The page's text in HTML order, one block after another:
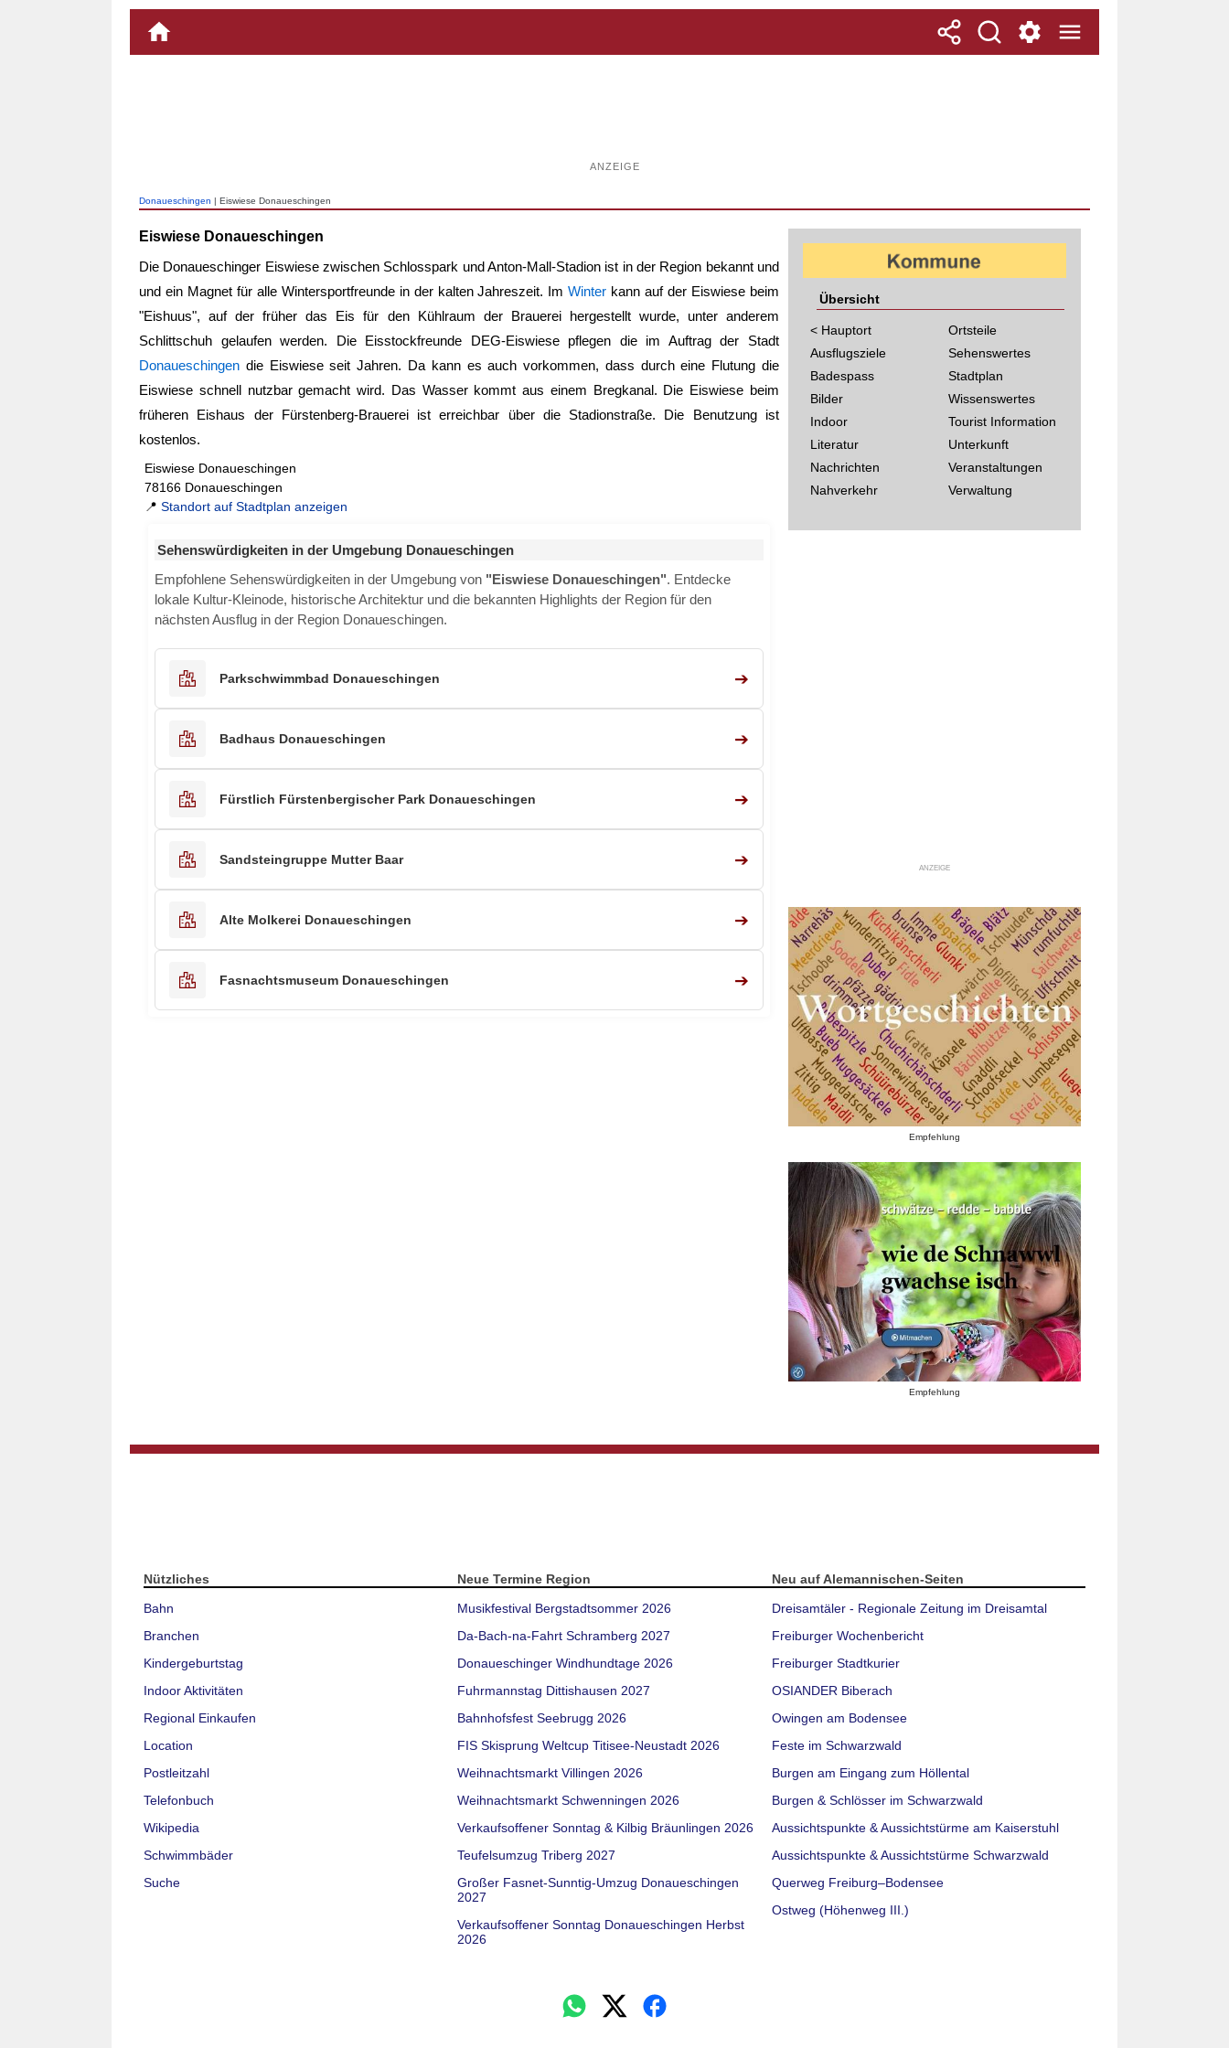
ANZEIGE
Donaueschingen | Eiswiese Donaueschingen
Eiswiese Donaueschingen
Die Donaueschinger Eiswiese zwischen Schlosspark und Anton-Mall-Stadion ist in der Region bekannt und
und ein Magnet für alle Wintersportfreunde in der kalten Jahreszeit. ImWinter kann auf der Eiswiese beim
"Eishuus", auf der früher das Eis für den Kühlraum der Brauerei hergestellt wurde, unter anderem
Schlittschuh gelaufen werden. Die Eisstockfreunde DEG-Eiswiese pflegen die im Auftrag der Stadt
Donaueschingen die Eiswiese seit Jahren. Da kann es auch vorkommen, dass durch eine Flutung die
Eiswiese schnell nutzbar gemacht wird. Das Wasser kommt aus einem Bregkanal. Die Eiswiese beim
früheren Eishaus der Fürstenberg-Brauerei ist erreichbar über die Stadionstraße. Die Benutzung ist
kostenlos.
Eiswiese Donaueschingen
78166 Donaueschingen
📍 Standort auf Stadtplan anzeigen
Sehenswürdigkeiten in der Umgebung Donaueschingen
Empfohlene Sehenswürdigkeiten in der Umgebung von "Eiswiese Donaueschingen". Entdecke
lokale Kultur-Kleinode, historische Architektur und die bekannten Highlights der Region für den
nächsten Ausflug in der Region Donaueschingen.
Parkschwimmbad Donaueschingen ➔
Badhaus Donaueschingen ➔
Fürstlich Fürstenbergischer Park Donaueschingen ➔
Sandsteingruppe Mutter Baar ➔
Alte Molkerei Donaueschingen ➔
Fasnachtsmuseum Donaueschingen ➔
Übersicht
< Hauptort
Ausflugsziele
Badespass
Bilder
Indoor
Literatur
Nachrichten
Nahverkehr
Ortsteile
Sehenswertes
Stadtplan
Wissenswertes
Tourist Information
Unterkunft
Veranstaltungen
Verwaltung
ANZEIGE
Empfehlung
Empfehlung
Nützliches
Bahn
Branchen
Kindergeburtstag
Indoor Aktivitäten
Regional Einkaufen
Location
Postleitzahl
Telefonbuch
Wikipedia
Schwimmbäder
Suche
Neue Termine Region
Musikfestival Bergstadtsommer 2026
Da-Bach-na-Fahrt Schramberg 2027
Donaueschinger Windhundtage 2026
Fuhrmannstag Dittishausen 2027
Bahnhofsfest Seebrugg 2026
FIS Skisprung Weltcup Titisee-Neustadt 2026
Weihnachtsmarkt Villingen 2026
Weihnachtsmarkt Schwenningen 2026
Verkaufsoffener Sonntag & Kilbig Bräunlingen 2026
Teufelsumzug Triberg 2027
Großer Fasnet-Sunntig-Umzug Donaueschingen
2027
Verkaufsoffener Sonntag Donaueschingen Herbst
2026
Neu auf Alemannischen-Seiten
Dreisamtäler - Regionale Zeitung im Dreisamtal
Freiburger Wochenbericht
Freiburger Stadtkurier
OSIANDER Biberach
Owingen am Bodensee
Feste im Schwarzwald
Burgen am Eingang zum Höllental
Burgen & Schlösser im Schwarzwald
Aussichtspunkte & Aussichtstürme am Kaiserstuhl
Aussichtspunkte & Aussichtstürme Schwarzwald
Querweg Freiburg–Bodensee
Ostweg (Höhenweg III.)